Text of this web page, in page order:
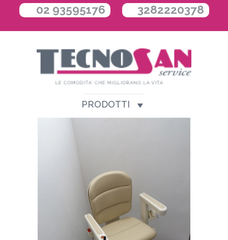
02 93595176 3282220378
PRODOTTI